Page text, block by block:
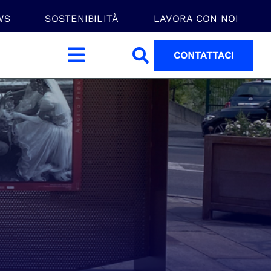
SOSTENIBILITÀ LAVORA CON NOI
Toggle
Navigation
CONTATTACI